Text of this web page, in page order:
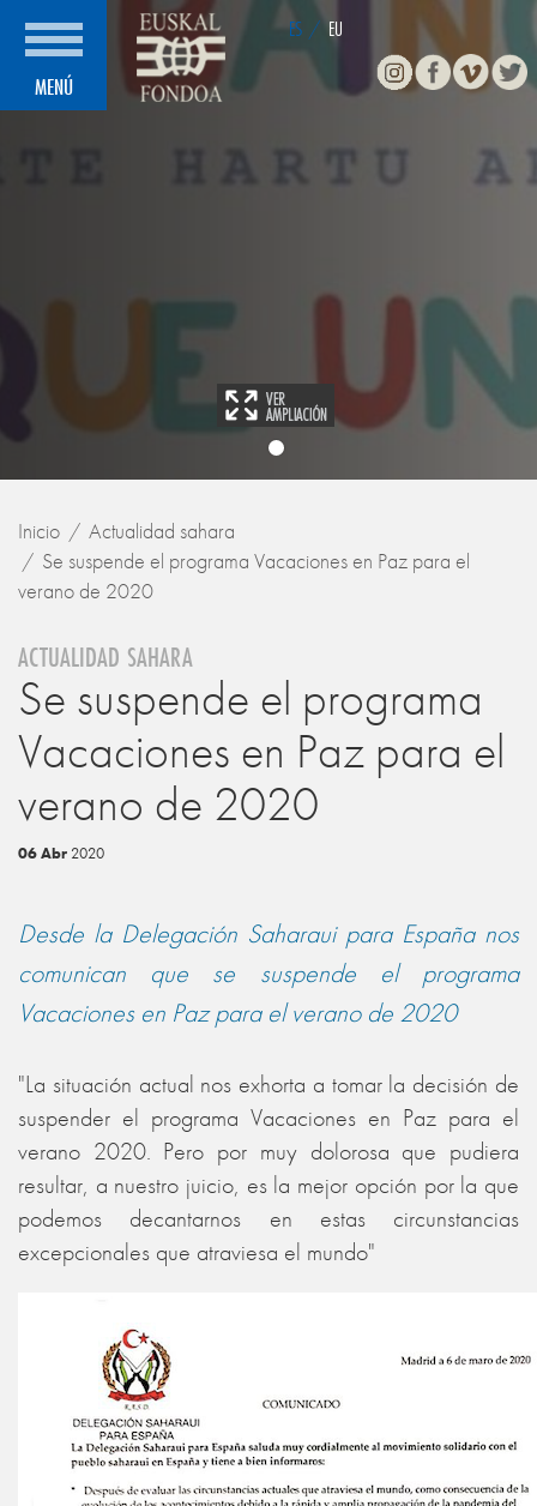
MENÚ
ES / EU
InstagramFacebook
Inicio
Actualidad sahara
Se suspende el programa Vacaciones en Paz para el
verano de 2020
ACTUALIDAD SAHARA
Se suspende el programa
Vacaciones en Paz para el
verano de 2020
06 Abr 2020
Desde la Delegación Saharaui para España nos
comunican que se suspende el programa
Vacaciones en Paz para el verano de 2020
"La situación actual nos exhorta a tomar la decisión de
suspender el programa Vacaciones en Paz para el
verano 2020. Pero por muy dolorosa que pudiera
resultar, a nuestro juicio, es la mejor opción por la que
podemos decantarnos en estas circunstancias
excepcionales que atraviesa el mundo"